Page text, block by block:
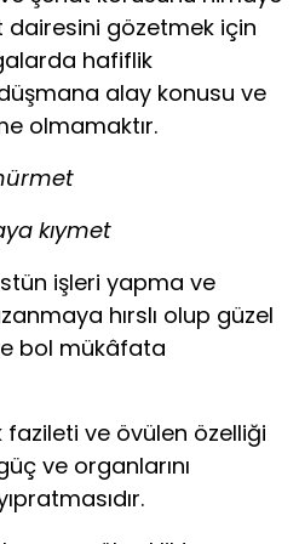
gözetmek için
hafiflik
alay ko­nusu ve
olmamaktır.
kıymet
işleri yapma ve
hırslı olup güzel
bol mükâfata
fazileti ve övülen özelliği
ve organlarını